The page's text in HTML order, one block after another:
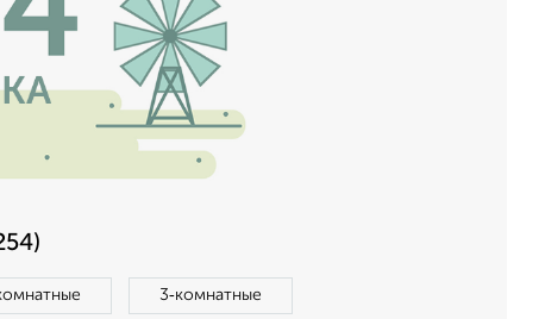
3‑комнатные